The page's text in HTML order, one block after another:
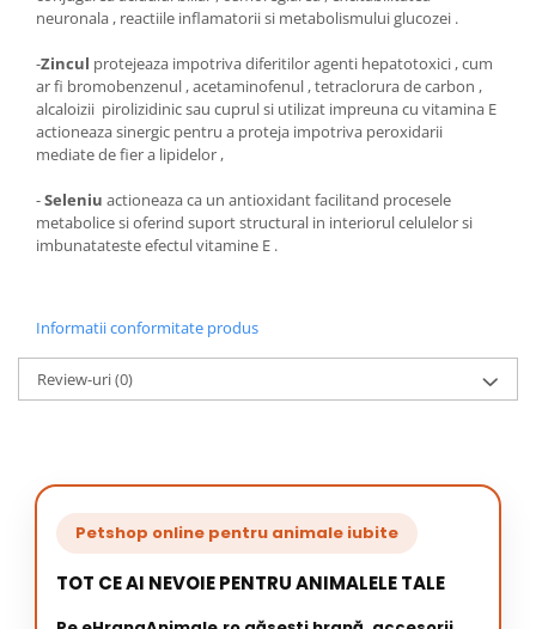
neuronala , reactiile inflamatorii si metabolismului glucozei .
-Zincul protejeaza impotriva diferitilor agenti hepatotoxici , cum
ar fi bromobenzenul , acetaminofenul , tetraclorura de carbon ,
alcaloizii pirolizidinic sau cuprul si utilizat impreuna cu vitamina E
actioneaza sinergic pentru a proteja impotriva peroxidarii
mediate de fier a lipidelor ,
-Seleniu actioneaza ca un antioxidant facilitand procesele
metabolice si oferind suport structural in interiorul celulelor si
imbunatateste efectul vitamine E .
Informatii conformitate produs
Review-uri(0)
Petshop online pentru animale iubite
TOT CE AI NEVOIE PENTRU ANIMALELE TALE